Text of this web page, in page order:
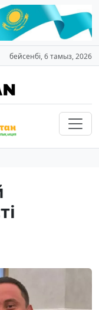
бейсенбі, 6 тамыз, 2026